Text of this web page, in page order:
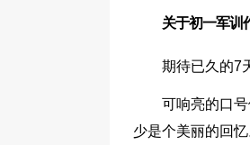
关于初一军训
期待已久的7
可响亮的口
少是个美丽的回